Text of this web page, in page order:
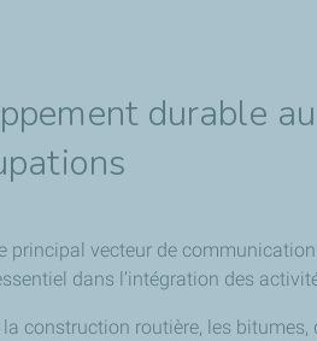
durable
principal vecteur de
dans l’intégration des
construction routière, les bitumes,